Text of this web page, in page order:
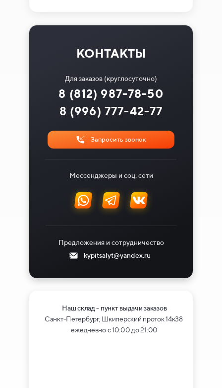
КОНТАКТЫ
Для заказов (круглосуточно)
8 (996) 777-42-77
8 (812) 987-78-50
Запросить звонок
Мессенджеры и соц. сети
Предложения и сотрудничество
kypitsalyt@yandex.ru
Наш склад - пункт выдачи заказов
Санкт-Петербург, Шкиперский проток 14к38
ежедневно с 10:00 до 21:00